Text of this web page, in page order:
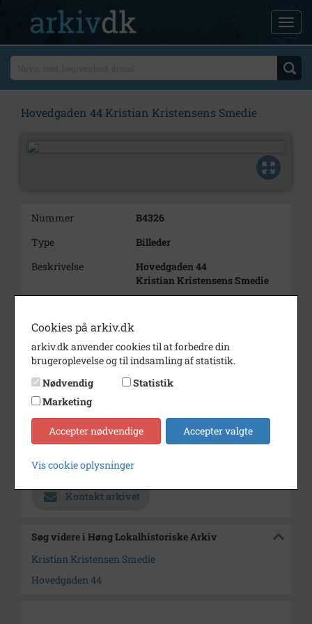
Hovedgaden 44 Kristian Kristensens Smedie
Nummer
B4326
Type
Billeder
Beskrivelse
Hovedgaden 44
Kristian Kristensens Smedie
Dateringsnote
Fotograf
Jens Hansen
Se på kort
Type
Enhed
Finderup Sogn (Kalundborg
Kommune) (1000-2050)
Arkiv
Kontakt arkivet
Søg videre i Høng Lokalhistoriske Arkiv
Kristian Kristensen Smedie
Hovedgaden 44
Cookies på arkiv.dk
arkiv.dk anvender cookies til at forbedre din
brugeroplevelse og til indsamling af statistik.
Nødvendig
Statistik
Marketing
Accepter nødvendige Accepter valgte
Vis cookie oplysninger